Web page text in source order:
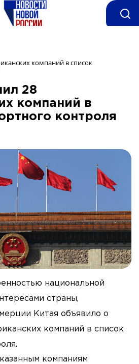
компаний в список
28
компаний в
контроля
национальной
страны,
Китая объявило о
компаний в список
компаниям